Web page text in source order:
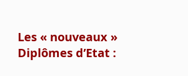
Les « nouveaux »
Diplômes d’Etat :